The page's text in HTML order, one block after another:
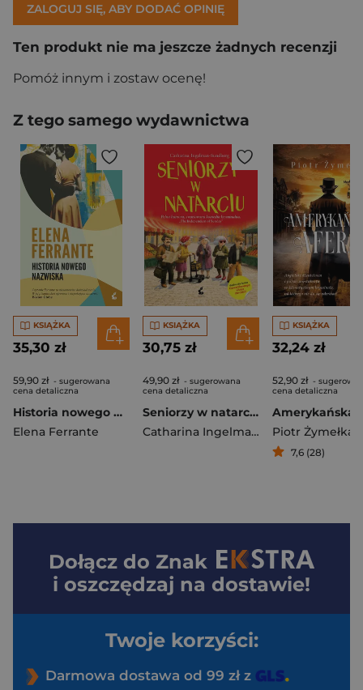
ZALOGUJ SIĘ, ABY DODAĆ OPINIĘ
Ten produkt nie ma jeszcze żadnych recenzji
Pomóż innym i zostaw ocenę!
Z tego samego wydawnictwa
KSIĄŻKA
35,30 zł
59,90 zł - sugerowana
cena detaliczna
Historia nowego nazwiska. Cykl neapolitański. Tom 2 wyd. 2025
Elena Ferrante
KSIĄŻKA
30,75 zł
49,90 zł - sugerowana
cena detaliczna
Seniorzy w natarciu. Emerycka szajka. Tom 1 wyd. 2026
Catharina Ingelman-Sundberg
KSIĄŻKA
32,24 zł
52,90 zł -
cena detaliczna
Amerykańska
Piotr Żymełka
7,6 (28)
Dołącz do Znak
i oszczędzaj na dostawie!
Twoje korzyści:
Darmowa dostawa od 99 zł z